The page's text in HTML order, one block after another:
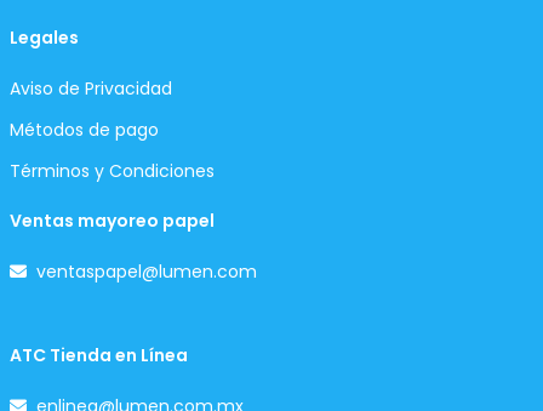
Legales
Aviso de Privacidad
Métodos de pago
Términos y Condiciones
Ventas mayoreo papel
ventaspapel@lumen.com
ATC Tienda en Línea
enlinea@lumen.com.mx